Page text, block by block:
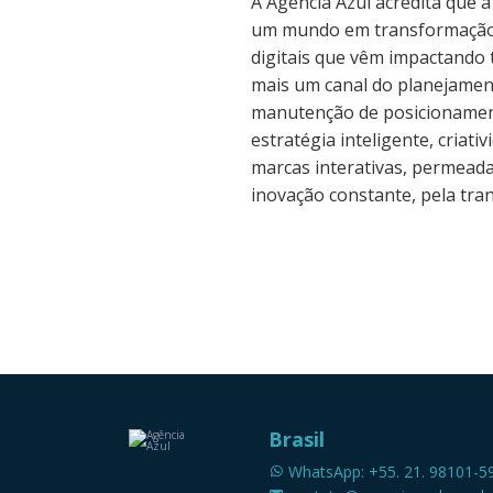
um mundo em
digitais que vêm
mais um canal do
manutenção de
estratégia inteligente,
marcas interativas,
inovação constante, pela
Brasil
WhatsApp: +55. 21. 98101-